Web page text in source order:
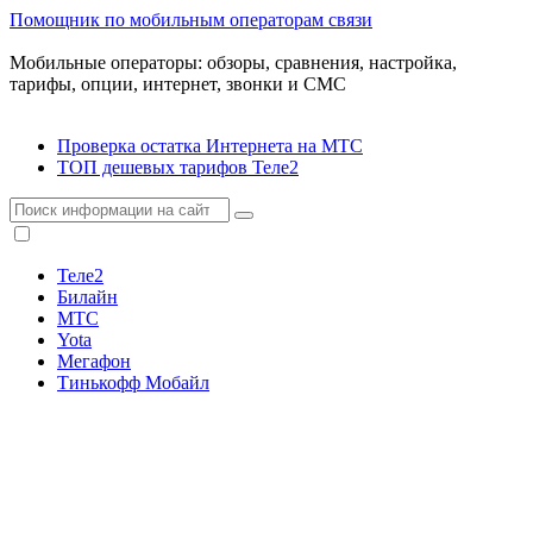
Помощник по мобильным операторам связи
Мобильные операторы: обзоры, сравнения, настройка,
тарифы, опции, интернет, звонки и СМС
Проверка остатка Интернета на МТС
ТОП дешевых тарифов Теле2
Теле2
Билайн
МТС
Yota
Мегафон
Тинькофф Мобайл